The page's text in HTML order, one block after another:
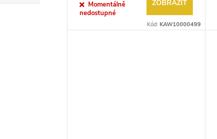
Momentálně
nedostupné
ZOBRAZIT
Kód:KAW10000499